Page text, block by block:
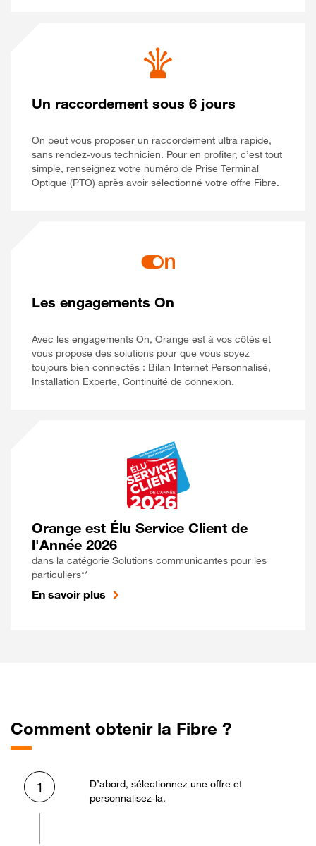
Un raccordement sous 6 jours
On peut vous proposer un raccordement ultra rapide,
sans rendez-vous technicien. Pour en profiter, c’est tout
simple, renseignez votre numéro de Prise Terminal
Optique (PTO) après avoir sélectionné votre offre Fibre.
Les engagements On
Avec les engagements On, Orange est à vos côtés et
vous propose des solutions pour que vous soyez
toujours bien connectés : Bilan Internet Personnalisé,
Installation Experte, Continuité de connexion.
Orange est Élu Service Client de
l'Année 2026
dans la catégorie Solutions communicantes pour les
particuliers**
En savoir plus
Comment obtenir la Fibre ?
1
D’abord, sélectionnez une offre et
personnalisez-la.